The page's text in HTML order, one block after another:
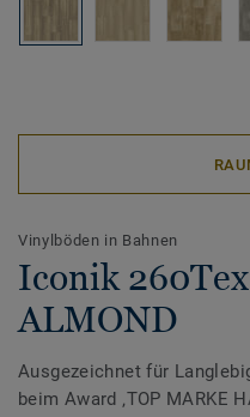
Vinylböden in Bahnen
Iconik
ALMOND
Ausgezeichnet für
beim Award ‚TOP MARKE